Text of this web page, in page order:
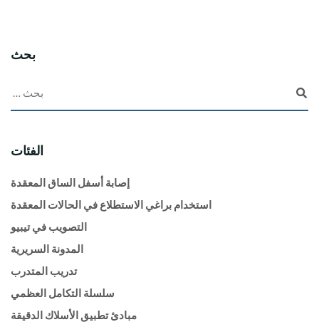
بحث
الفئات
إصابة أسفل الساق المعقدة
استخدام براغي الاستطلاع في الحالات المعقدة
التصويب في تيبيو
المدونة السريرية
تدريب المتدرب
سلسلة التكامل العظمي
مبادئ تطبيق الأسلاك الدقيقة